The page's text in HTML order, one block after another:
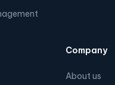
Company
About us